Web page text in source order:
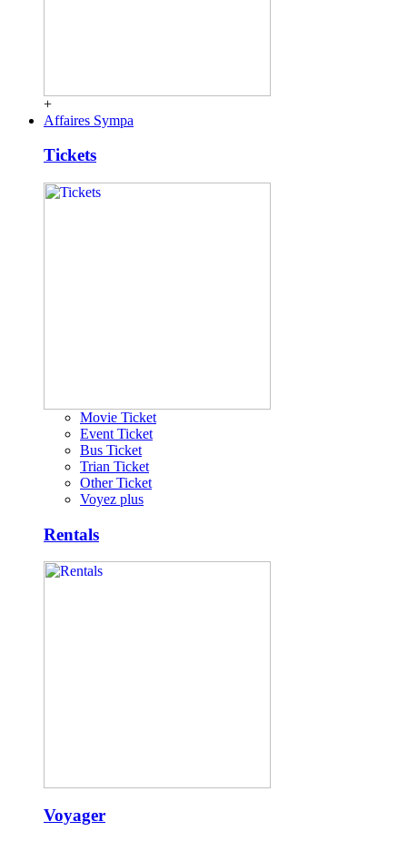
+
Affaires Sympa
Tickets
Movie Ticket
Event Ticket
Bus Ticket
Trian Ticket
Other Ticket
Voyez plus
Rentals
Voyager